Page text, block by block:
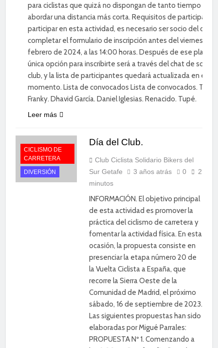
para ciclistas que quizá no dispongan de tanto tiempo o
abordar una distancia más corta. Requisitos de
participar en esta actividad, es necesario ser socio del club y
completar el formulario de inscripción antes del viernes 2 de
febrero de 2024, a las 14:00 horas. Después de ese plazo,
única opción para inscribirte será a través del chat de
club, y la lista de participantes quedará actualizada en ese
momento. Lista de convocados Lista de convocados. Toñín.
Franky. Dhavid García. Daniel Iglesias. Renacido. Tupé.
Leer más
CICLISMO DE
CARRETERA
DIVERSIÓN
Día del Club.
Club Ciclista Solidario Bikers del
Sur Getafe
3 años atrás 0
2
minutos
INFORMACIÓN. El objetivo principal
de esta actividad es promover la
práctica del ciclismo de carretera y
fomentar la actividad física. En esta
ocasión, la propuesta consiste en
presenciar la etapa número 20 de
la Vuelta Ciclista a España, que
recorre la Sierra Oeste de la
Comunidad de Madrid, el próximo
sábado, 16 de septiembre de 2023.
Las siguientes propuestas han sido
elaboradas por Migué Parrales:
PROPUESTA Nº 1. Comenzando a